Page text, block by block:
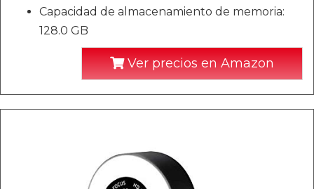
Capacidad de almacenamiento de memoria:
128.0 GB
Ver precios en Amazon